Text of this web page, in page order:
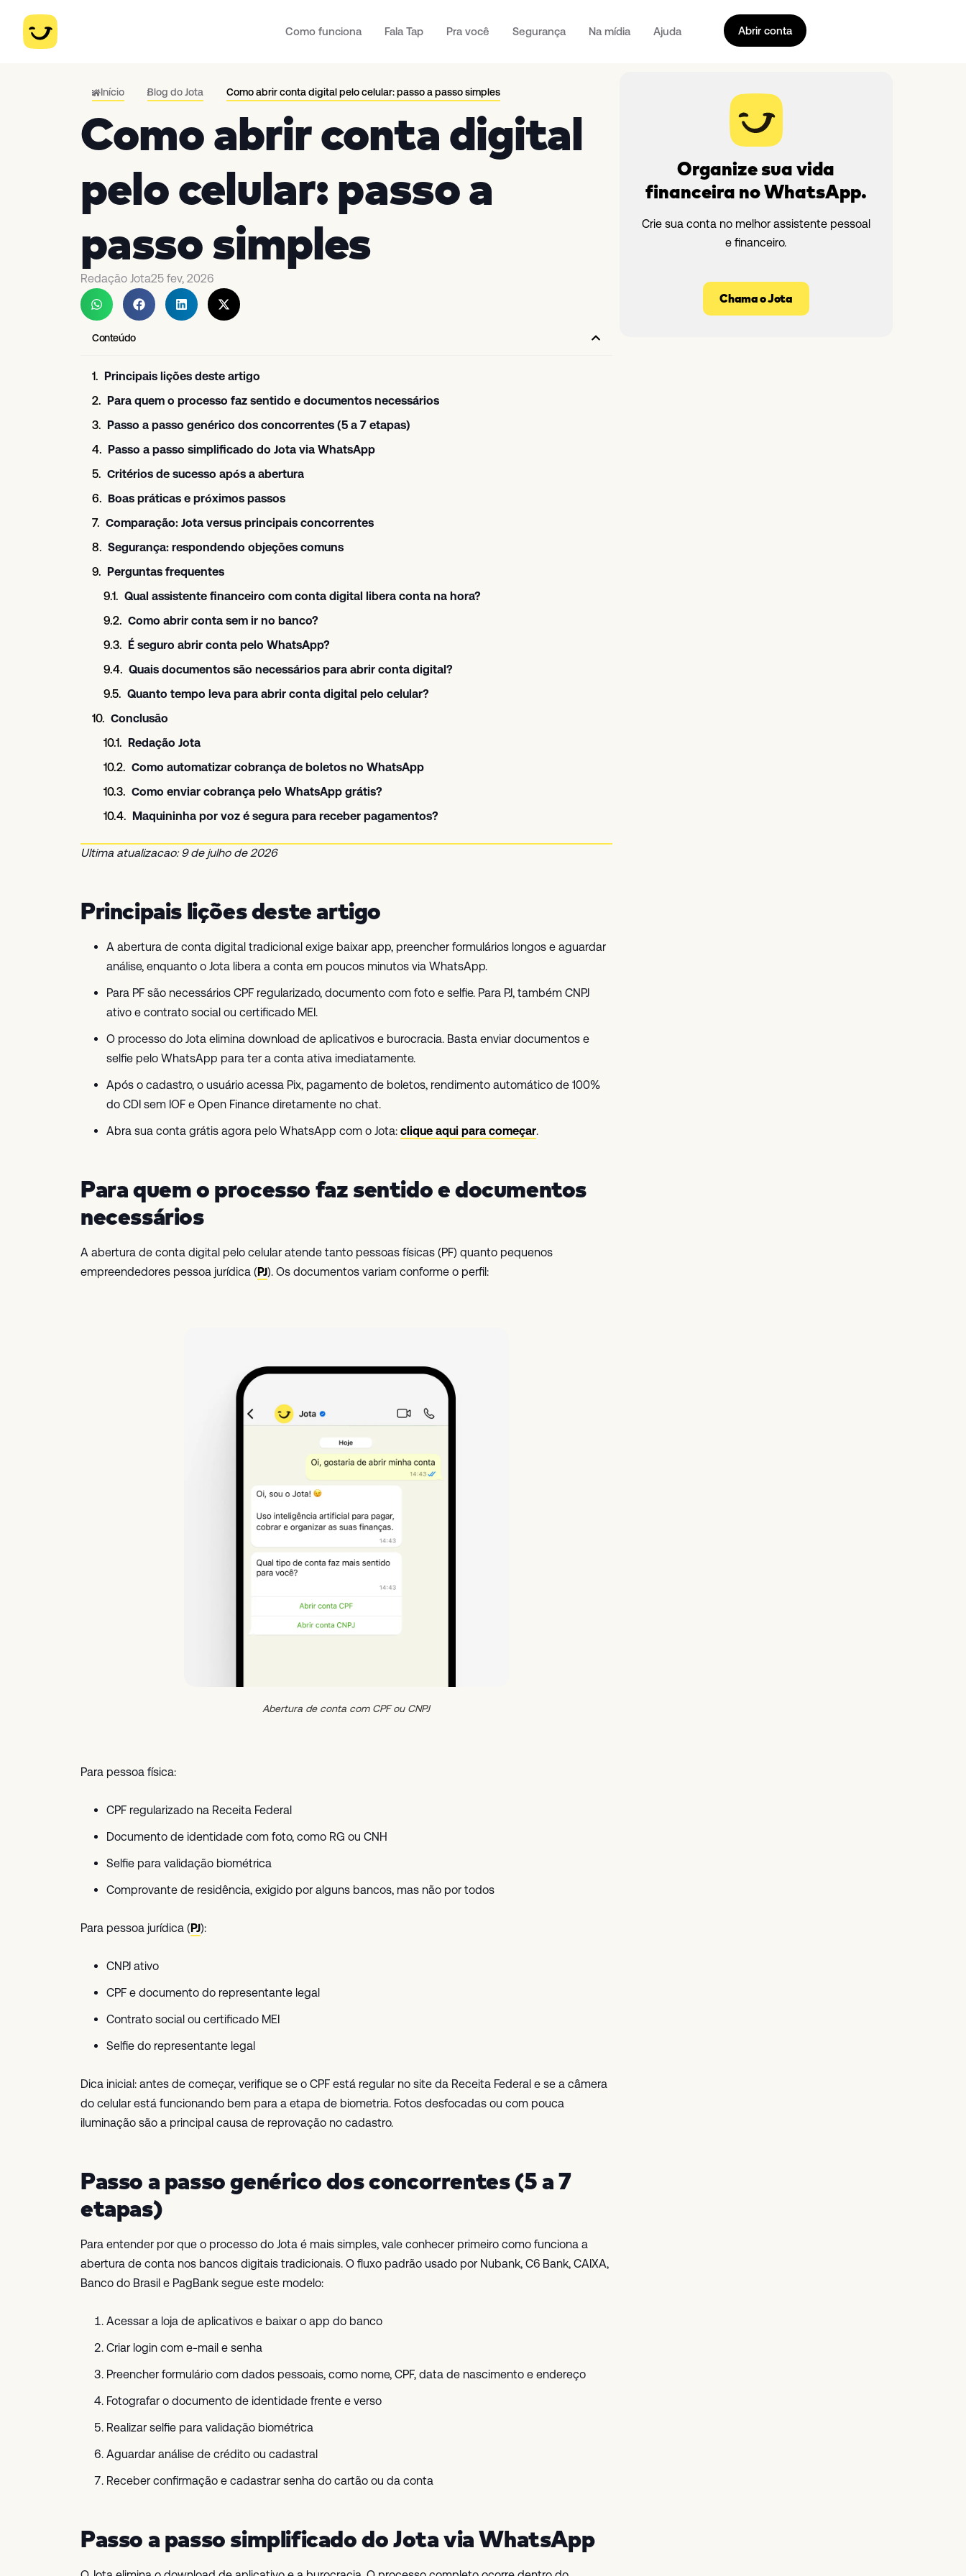
Como funciona Fala Tap Pra você Segurança Na mídia Ajuda Abrir conta
Início Blog do Jota Como abrir conta digital pelo celular: passo a passo simples
Como abrir conta digital
pelo celular: passo a
passo simples
Redação Jota25 fev, 2026
Conteúdo
Principais lições deste artigo
Para quem o processo faz sentido e documentos necessários
Passo a passo genérico dos concorrentes (5 a 7 etapas)
Passo a passo simplificado do Jota via WhatsApp
Critérios de sucesso após a abertura
Boas práticas e próximos passos
Comparação: Jota versus principais concorrentes
Segurança: respondendo objeções comuns
Perguntas frequentes
Qual assistente financeiro com conta digital libera conta na hora?
Como abrir conta sem ir no banco?
É seguro abrir conta pelo WhatsApp?
Quais documentos são necessários para abrir conta digital?
Quanto tempo leva para abrir conta digital pelo celular?
Conclusão
Redação Jota
Como automatizar cobrança de boletos no WhatsApp
Como enviar cobrança pelo WhatsApp grátis?
Maquininha por voz é segura para receber pagamentos?
Ultima atualizacao: 9 de julho de 2026
Principais lições deste artigo
A abertura de conta digital tradicional exige baixar app, preencher formulários longos e aguardar
análise, enquanto o Jota libera a conta em poucos minutos via WhatsApp.
Para PF são necessários CPF regularizado, documento com foto e selfie. Para PJ, também CNPJ
ativo e contrato social ou certificado MEI.
O processo do Jota elimina download de aplicativos e burocracia. Basta enviar documentos e
selfie pelo WhatsApp para ter a conta ativa imediatamente.
Após o cadastro, o usuário acessa Pix, pagamento de boletos, rendimento automático de 100%
do CDI sem IOF e Open Finance diretamente no chat.
Abra sua conta grátis agora pelo WhatsApp com o Jota: clique aqui para começar.
Para quem o processo faz sentido e documentos
necessários
A abertura de conta digital pelo celular atende tanto pessoas físicas (PF) quanto pequenos
empreendedores pessoa jurídica (PJ). Os documentos variam conforme o perfil:
Abertura de conta com CPF ou CNPJ
Para pessoa física:
CPF regularizado na Receita Federal
Documento de identidade com foto, como RG ou CNH
Selfie para validação biométrica
Comprovante de residência, exigido por alguns bancos, mas não por todos
Para pessoa jurídica (PJ):
CNPJ ativo
CPF e documento do representante legal
Contrato social ou certificado MEI
Selfie do representante legal
Dica inicial: antes de começar, verifique se o CPF está regular no site da Receita Federal e se a câmera
do celular está funcionando bem para a etapa de biometria. Fotos desfocadas ou com pouca
iluminação são a principal causa de reprovação no cadastro.
Passo a passo genérico dos concorrentes (5 a 7
etapas)
Para entender por que o processo do Jota é mais simples, vale conhecer primeiro como funciona a
abertura de conta nos bancos digitais tradicionais. O fluxo padrão usado por Nubank, C6 Bank, CAIXA,
Banco do Brasil e PagBank segue este modelo:
Acessar a loja de aplicativos e baixar o app do banco
Criar login com e-mail e senha
Preencher formulário com dados pessoais, como nome, CPF, data de nascimento e endereço
Fotografar o documento de identidade frente e verso
Realizar selfie para validação biométrica
Aguardar análise de crédito ou cadastral
Receber confirmação e cadastrar senha do cartão ou da conta
Passo a passo simplificado do Jota via WhatsApp
Organize sua vida
financeira no WhatsApp.
Crie sua conta no melhor assistente pessoal
e financeiro.
Chama o Jota